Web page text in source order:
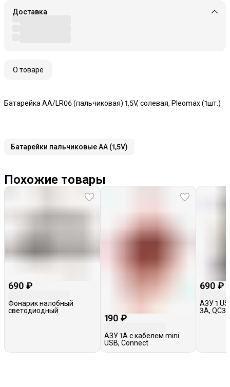
Доставка
О товаре
Батарейка AA/LR06 (пальчиковая) 1,5V, солевая, Pleomax (1шт.)
Батарейки пальчиковые AA (1,5V)
Похожие товары
690 ₽
Фонарик налобный
светодиодный
190 ₽
АЗУ 1A с кабелем mini
USB, Connect
690 ₽
АЗУ 1
3A,